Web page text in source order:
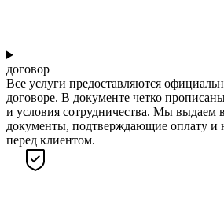
договор
Все услуги предоставляются
договоре. В документе четко
и условия сотрудничества. Мы выдаем
документы, подтверждающие оплату и
перед клиентом.